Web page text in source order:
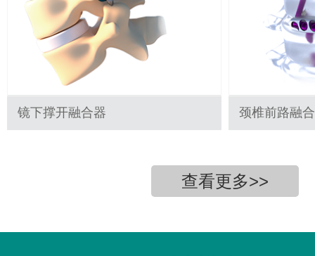
镜下撑开融合器 颈椎前路融
查看更多>>